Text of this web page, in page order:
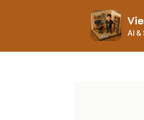
AI &